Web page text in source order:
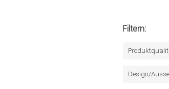
Filtern:
Design/